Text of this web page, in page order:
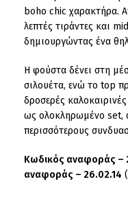
boho chic χαρακτήρα.
λεπτές τιράντες και
δημιουργώντας ένα
Η φούστα δένει στη
σιλουέτα, ενώ το top
δροσερές
ως ολοκληρωμένο set,
περισσότερους
Kωδικός αναφοράς –
αναφοράς – 26.02.14